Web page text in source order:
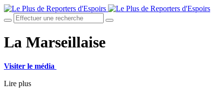
La Marseillaise
Visiter le média
Lire plus